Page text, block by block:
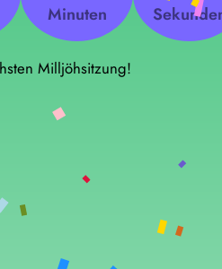
Minuten
Milljöhsitzung!